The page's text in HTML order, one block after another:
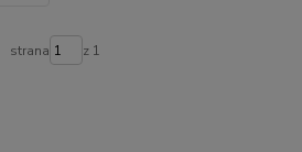
strana z 1